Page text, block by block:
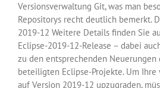
Versionsverwaltung Git, was man
Repositorys recht deutlich bemerkt.
2019-12 Weitere Details finden Sie
Eclipse-2019-12-Release – dabei
zu den entsprechenden Neuerungen
beteiligten Eclipse-Projekte. Um Ihre
auf Version 2019-12 upzugraden,